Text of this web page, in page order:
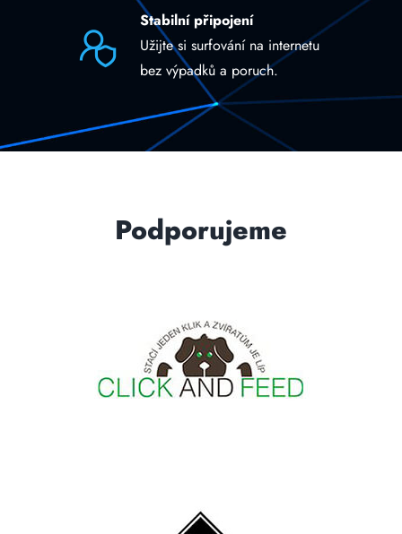
Stabilní připojení
Užijte si surfování na internetu
bez výpadků a poruch.
Podporujeme